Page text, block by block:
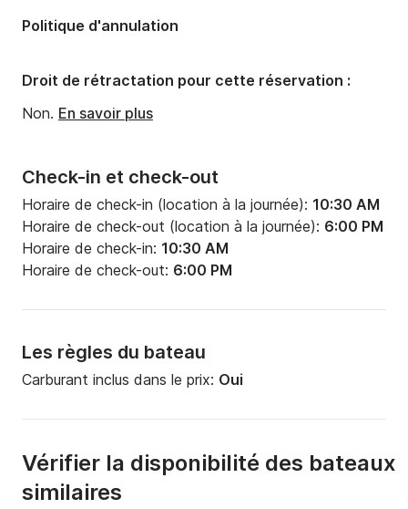
Check-in et check-out
Horaire de check-in (location à la journée): 10:30 AM
Horaire de check-out (location à la journée): 6:00 PM
Horaire de check-in: 10:30 AM
Horaire de check-out: 6:00 PM
Les règles du bateau
Carburant inclus dans le prix: Oui
Politique d'annulation
Droit de rétractation pour cette réservation :
Non. En savoir plus
Vérifier la disponibilité des bateaux
similaires